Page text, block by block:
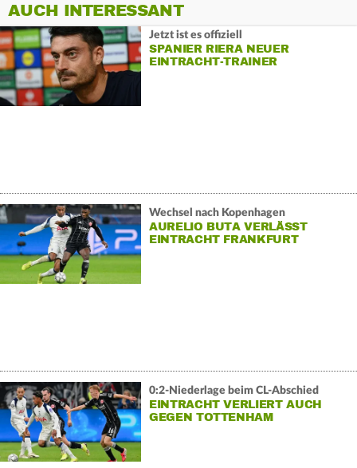
AUCH INTERESSANT
Jetzt ist es offiziell
SPANIER RIERA NEUER
EINTRACHT-TRAINER
Wechsel nach Kopenhagen
AURELIO BUTA VERLÄSST
EINTRACHT FRANKFURT
0:2-Niederlage beim CL-Abschied
EINTRACHT VERLIERT AUCH
GEGEN TOTTENHAM